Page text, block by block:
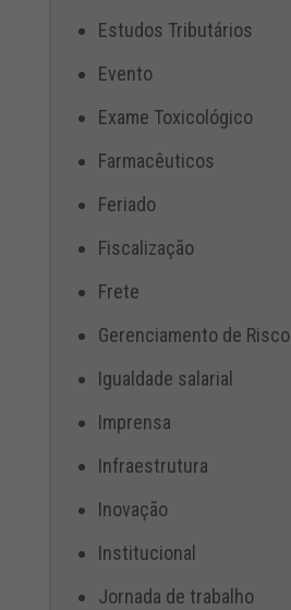
Estudos Tributários
Evento
Exame Toxicológico
Farmacêuticos
Feriado
Fiscalização
Frete
Gerenciamento de Risco
Igualdade salarial
Imprensa
Infraestrutura
Inovação
Institucional
Jornada de trabalho